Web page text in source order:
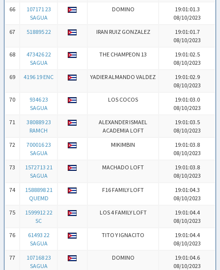
66
107171 23
SAGUA
DOMINO
19:01:01.3
08/10/2023
67
518895 22 IRAN RUIZ GONZALEZ
19:01:01.7
08/10/2023
68
473426 22
SAGUA
THE CHAMPEON 13
19:01:02.5
08/10/2023
69
4196 19 ENC YADIER ALMANDO VALDEZ
19:01:02.9
08/10/2023
70
9346 23
SAGUA
LOS COCOS
19:01:03.0
08/10/2023
71
380889 23
RAMCH
ALEXANDER ISMAEL
ACADEMIA LOFT
19:01:03.5
08/10/2023
72
700016 23
SAGUA
MIKIMBIN
19:01:03.8
08/10/2023
73
1572713 21
SAGUA
MACHADO LOFT
19:01:03.8
08/10/2023
74
1588898 21
QUEMD
F16 FAMILY LOFT
19:01:04.3
08/10/2023
75
1599912 22
SC
LOS 4 FAMILY LOFT
19:01:04.4
08/10/2023
76
61493 22
SAGUA
TITO Y IGNACITO
19:01:04.4
08/10/2023
77
107168 23
SAGUA
DOMINO
19:01:04.6
08/10/2023